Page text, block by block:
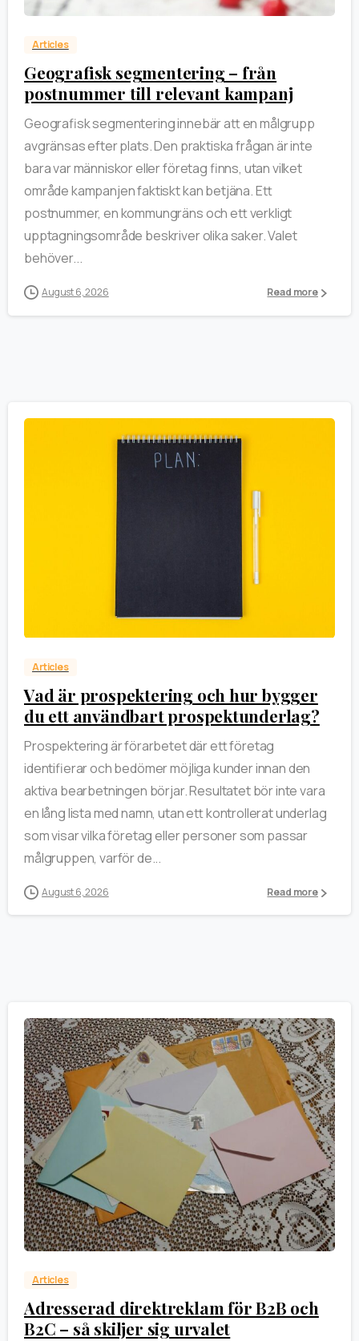
Articles
Geografisk segmentering – från
postnummer till relevant kampanj
Geografisk segmentering innebär att en målgrupp
avgränsas efter plats. Den praktiska frågan är inte
bara var människor eller företag finns, utan vilket
område kampanjen faktiskt kan betjäna. Ett
postnummer, en kommungräns och ett verkligt
upptagningsområde beskriver olika saker. Valet
behöver...
August 6, 2026 Read more
Articles
Vad är prospektering och hur bygger
du ett användbart prospektunderlag?
Prospektering är förarbetet där ett företag
identifierar och bedömer möjliga kunder innan den
aktiva bearbetningen börjar. Resultatet bör inte vara
en lång lista med namn, utan ett kontrollerat underlag
som visar vilka företag eller personer som passar
målgruppen, varför de...
August 6, 2026 Read more
0
Articles
Adresserad direktreklam för B2B och
B2C – så skiljer sig urvalet